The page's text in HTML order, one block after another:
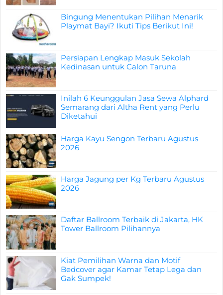
Bingung Menentukan Pilihan Menarik
Playmat Bayi? Ikuti Tips Berikut Ini!
Persiapan Lengkap Masuk Sekolah
Kedinasan untuk Calon Taruna
Inilah 6 Keunggulan Jasa Sewa Alphard
Semarang dari Altha Rent yang Perlu
Diketahui
Harga Kayu Sengon Terbaru Agustus
2026
Harga Jagung per Kg Terbaru Agustus
2026
Daftar Ballroom Terbaik di Jakarta, HK
Tower Ballroom Pilihannya
Kiat Pemilihan Warna dan Motif
Bedcover agar Kamar Tetap Lega dan
Gak Sumpek!